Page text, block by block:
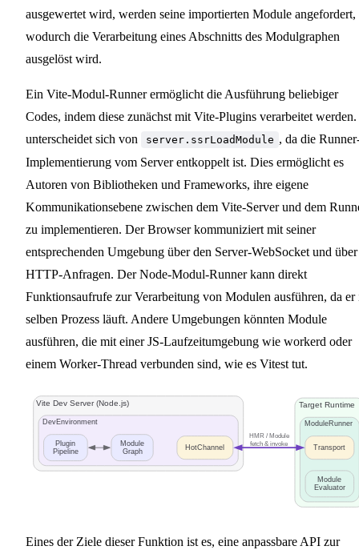
ausgewertet wird, werden seine importierten Module angefordert,
wodurch die Verarbeitung eines Abschnitts des Modulgraphen
ausgelöst wird.
Ein Vite-Modul-Runner ermöglicht die Ausführung beliebiger
Codes, indem diese zunächst mit Vite-Plugins verarbeitet
unterscheidet sich von
server.ssrLoadModule , da die
Implementierung vom Server entkoppelt ist. Dies ermöglicht es
Autoren von Bibliotheken und Frameworks, ihre eigene
Kommunikationsebene zwischen dem Vite-Server und dem
zu implementieren. Der Browser kommuniziert mit seiner
entsprechenden Umgebung über den Server-WebSocket und über
HTTP-Anfragen. Der Node-Modul-Runner kann direkt
Funktionsaufrufe zur Verarbeitung von Modulen ausführen, da er
selben Prozess läuft. Andere Umgebungen könnten Module
ausführen, die mit einer JS-Laufzeitumgebung wie workerd oder
einem Worker-Thread verbunden sind, wie es Vitest tut.
Vite Dev Server (Node.js)
DevEnvironment
Target Runtime
ModuleRunner
Plugin
Pipeline
Module
Graph
HotChannel Transport
HMR / Module
fetch & invoke
Module
Evaluator
Eines der Ziele dieser Funktion ist es, eine anpassbare API zur